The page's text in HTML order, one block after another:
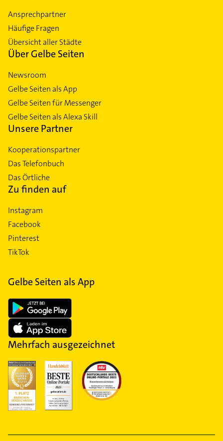
Ansprechpartner
Häufige Fragen
Übersicht aller Städte
Über Gelbe Seiten
Newsroom
Gelbe Seiten als App
Gelbe Seiten für Messenger
Gelbe Seiten als Alexa Skill
Unsere Partner
Kooperationspartner
Das Telefonbuch
Das Örtliche
Zu finden auf
Instagram
Facebook
Pinterest
TikTok
Gelbe Seiten als App
Mehrfach ausgezeichnet